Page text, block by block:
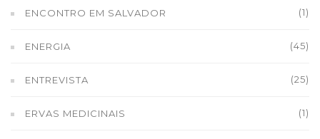
ENCONTRO EM SALVADOR (1)
ENERGIA (45)
ENTREVISTA (25)
ERVAS MEDICINAIS (1)